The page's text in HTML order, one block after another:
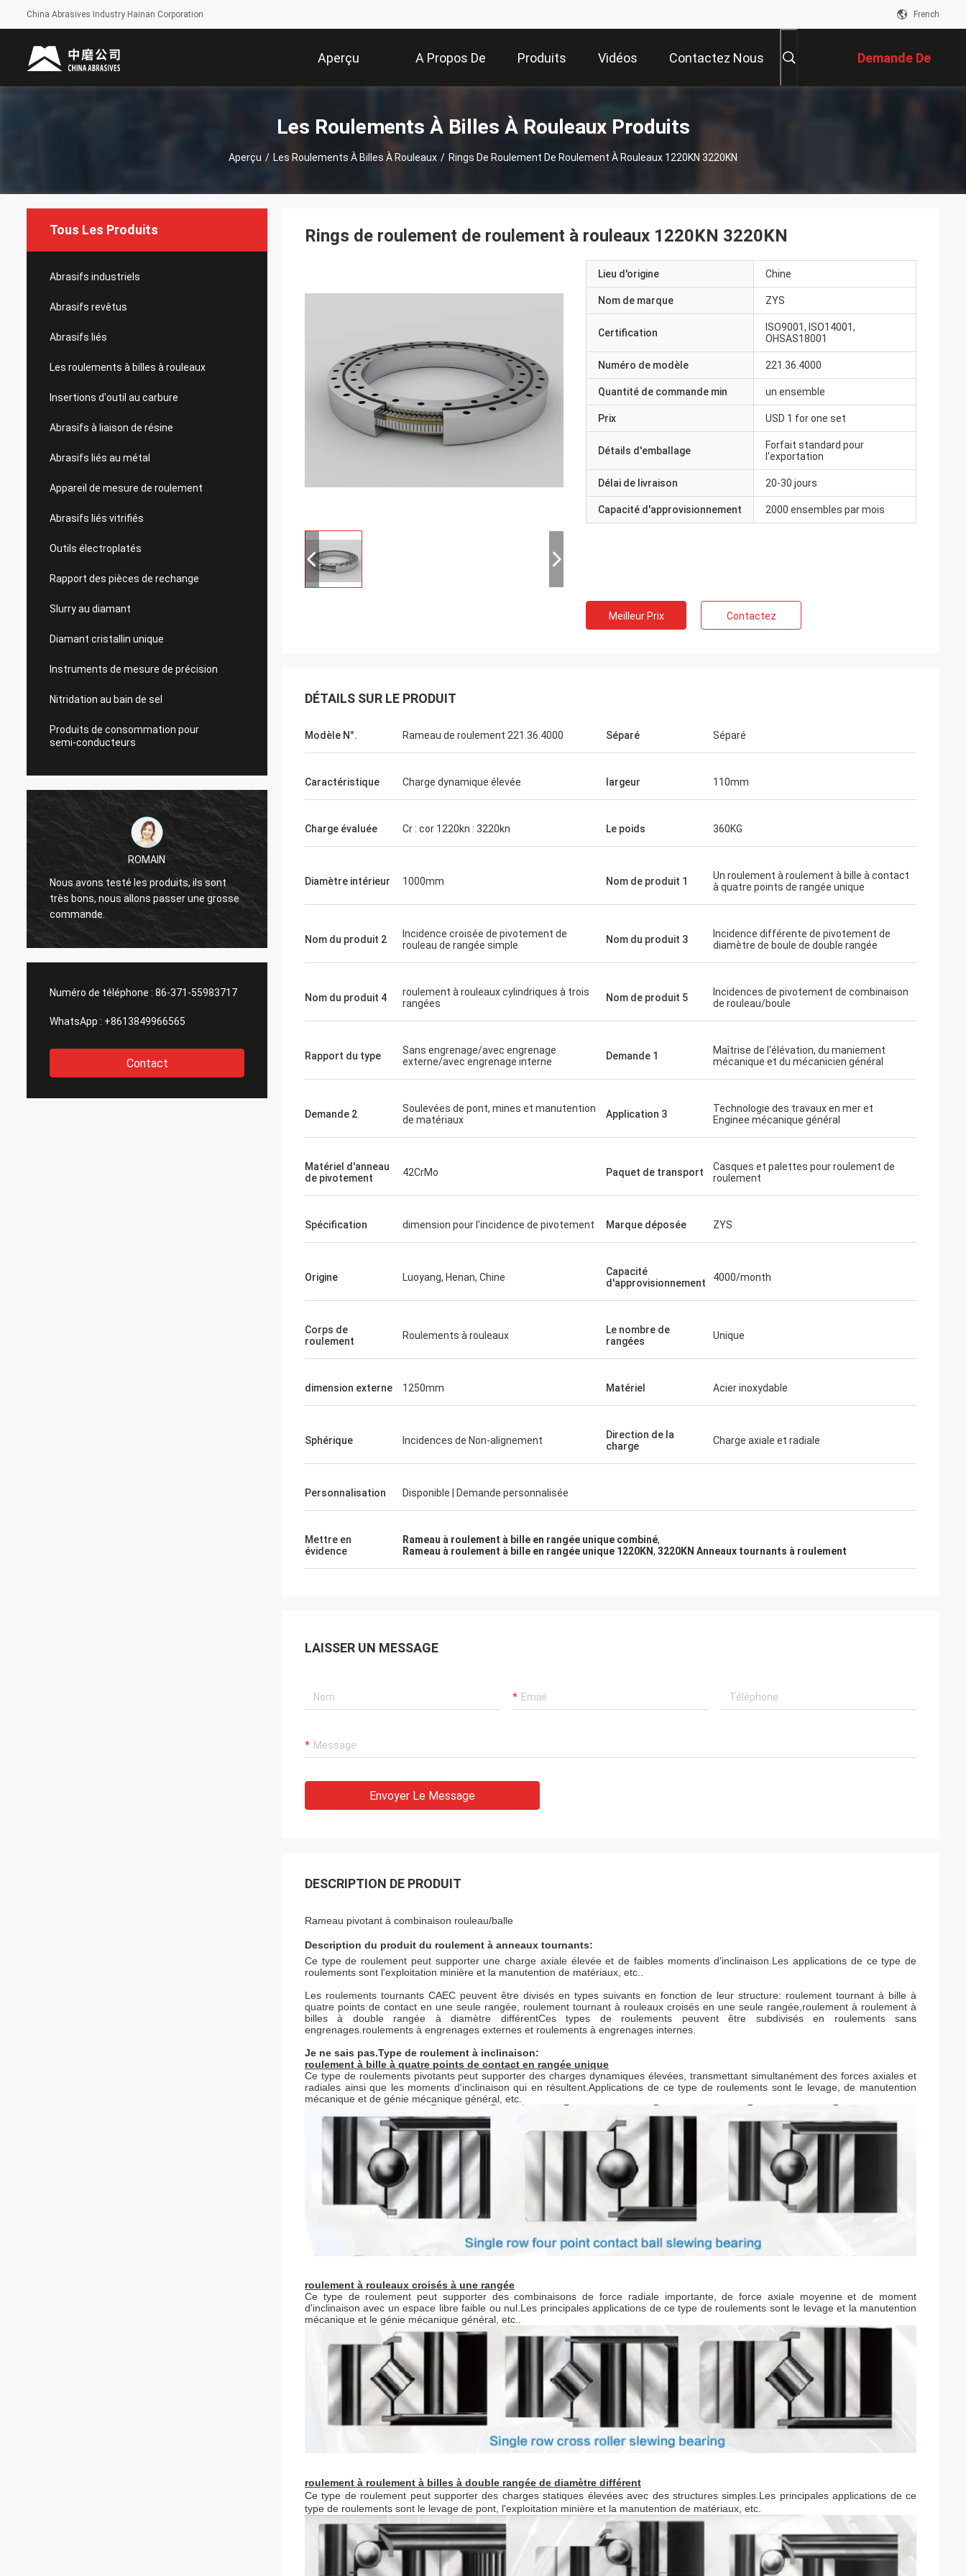
China Abrasives Industry Hainan Corporation French
Aperçu A Propos De
Nous
Produits Vidéos Contactez Nous Demande De
Soumission
Les Roulements À Billes À Rouleaux Produits
Aperçu / Les Roulements À Billes À Rouleaux / Rings De Roulement De Roulement À Rouleaux 1220KN 3220KN
Tous Les Produits
Abrasifs industriels
Abrasifs revêtus
Abrasifs liés
Les roulements à billes à rouleaux
Insertions d'outil au carbure
Abrasifs à liaison de résine
Abrasifs liés au métal
Appareil de mesure de roulement
Abrasifs liés vitrifiés
Outils électroplatés
Rapport des pièces de rechange
Slurry au diamant
Diamant cristallin unique
Instruments de mesure de précision
Nitridation au bain de sel
Produits de consommation pour
semi-conducteurs
ROMAIN
Nous avons testé les produits, ils sont
très bons, nous allons passer une grosse
commande.
La qualité est très bonne et stable. Nous
laquelle nous travaillons. J'espère que
pendant de nombreuses années. Je vous
Numéro de téléphone : 86-371-55983717
WhatsApp : +8613849966565
Contact
Rings de roulement de roulement à rouleaux 1220KN 3220KN
Lieu d'origine Chine
Nom de marque ZYS
Certification
ISO9001, ISO14001,
OHSAS18001
Numéro de modèle 221.36.4000
Quantité de commande min un ensemble
Prix USD 1 for one set
Détails d'emballage
Forfait standard pour
l'exportation
Délai de livraison 20-30 jours
Capacité d'approvisionnement 2000 ensembles par mois
Meilleur Prix Contactez
DÉTAILS SUR LE PRODUIT
Modèle N°. Rameau de roulement 221.36.4000 Séparé Séparé
Caractéristique Charge dynamique élevée largeur 110mm
Charge évaluée Cr : cor 1220kn : 3220kn Le poids 360KG
Diamètre intérieur 1000mm Nom de produit 1
Un roulement à roulement à bille à contact
à quatre points de rangée unique
Nom du produit 2
Incidence croisée de pivotement de
rouleau de rangée simple
Nom du produit 3
Incidence différente de pivotement de
diamètre de boule de double rangée
Nom du produit 4
roulement à rouleaux cylindriques à trois
rangées
Nom de produit 5
Incidences de pivotement de combinaison
de rouleau/boule
Rapport du type
Sans engrenage/avec engrenage
externe/avec engrenage interne
Demande 1
Maîtrise de l'élévation, du maniement
mécanique et du mécanicien général
Demande 2
Soulevées de pont, mines et manutention
de matériaux
Application 3
Technologie des travaux en mer et
Enginee mécanique général
Matériel d'anneau
de pivotement
42CrMo Paquet de transport
Casques et palettes pour roulement de
roulement
Spécification dimension pour l'incidence de pivotement Marque déposée ZYS
Origine Luoyang, Henan, Chine
Capacité
d'approvisionnement
4000/month
Corps de
roulement
Roulements à rouleaux
Le nombre de
rangées
Unique
dimension externe 1250mm Matériel Acier inoxydable
Sphérique Incidences de Non-alignement
Direction de la
charge
Charge axiale et radiale
Personnalisation Disponible | Demande personnalisée
Mettre en
évidence
Rameau à roulement à bille en rangée unique combiné,
Rameau à roulement à bille en rangée unique 1220KN, 3220KN Anneaux tournants à roulement
LAISSER UN MESSAGE
Envoyer Le Message
DESCRIPTION DE PRODUIT
Rameau pivotant à combinaison rouleau/balle
Description du produit du roulement à anneaux tournants:
Ce type de roulement peut supporter une charge axiale élevée et de faibles moments d'inclinaison.Les applications de ce type de
roulements sont l'exploitation minière et la manutention de matériaux, etc..
Les roulements tournants CAEC peuvent être divisés en types suivants en fonction de leur structure: roulement tournant à bille à
quatre points de contact en une seule rangée, roulement tournant à rouleaux croisés en une seule rangée,roulement à roulement à
billes à double rangée à diamètre différentCes types de roulements peuvent être subdivisés en roulements sans
engrenages.roulements à engrenages externes et roulements à engrenages internes.
Je ne sais pas.Type de roulement à inclinaison:
roulement à bille à quatre points de contact en rangée unique
Ce type de roulements pivotants peut supporter des charges dynamiques élevées, transmettant simultanément des forces axiales et
radiales ainsi que les moments d'inclinaison qui en résultent.Applications de ce type de roulements sont le levage, de manutention
mécanique et de génie mécanique général, etc.
roulement à rouleaux croisés à une rangée
Ce type de roulement peut supporter des combinaisons de force radiale importante, de force axiale moyenne et de moment
d'inclinaison avec un espace libre faible ou nul.Les principales applications de ce type de roulements sont le levage et la manutention
mécanique et le génie mécanique général, etc..
roulement à roulement à billes à double rangée de diamètre différent
Ce type de roulement peut supporter des charges statiques élevées avec des structures simples.Les principales applications de ce
type de roulements sont le levage de pont, l'exploitation minière et la manutention de matériaux, etc.